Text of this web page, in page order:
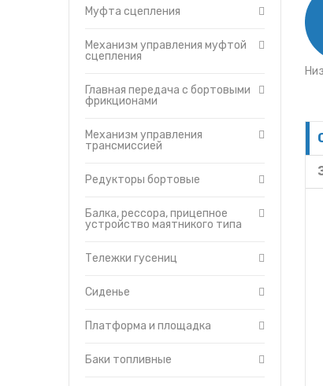
Турбокомпрессор
Топливные фильтры
Муфта сцепления
Управление дизелем
двигателем
управления трактором
Головка цилиндров
Система смазки
Уравновешивающий
Муфта сцепления
Механизм управления муфтой
сцепления
Главная передача с бортовыми
фрикционами
Механизм управления
трансмиссией
Редукторы бортовые
Балка, рессора, прицепное
устройство маятникого типа
Тележки гусениц
Сиденье
Платформа и площадка
Баки топливные